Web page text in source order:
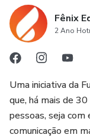
Fênix
2 Ano
Uma iniciativa da
que, há mais de
pessoas, seja
comunicação em